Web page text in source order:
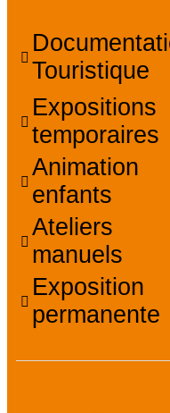
Touristique
Expositions
temporaires
Animation
enfants
Ateliers
manuels
Exposition
permanente